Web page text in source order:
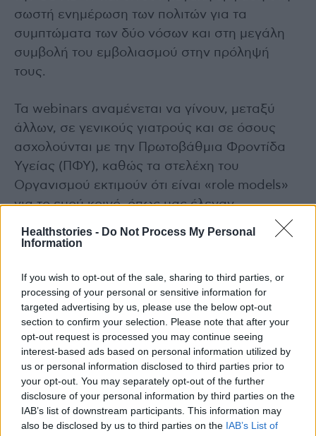
Healthstories - Do Not Process My Personal
Information
If you wish to opt-out of the sale, sharing to third parties, or
processing of your personal or sensitive information for
targeted advertising by us, please use the below opt-out
section to confirm your selection. Please note that after your
opt-out request is processed you may continue seeing
interest-based ads based on personal information utilized by
us or personal information disclosed to third parties prior to
your opt-out. You may separately opt-out of the further
disclosure of your personal information by third parties on the
IAB’s list of downstream participants. This information may
also be disclosed by us to third parties on the IAB’s List of
σωστή ενημέρωση των πολιτών για τα
συμπτώματα των δύο νόσων και στη μεγάλη
συμβολή του εμβολιασμού στην πρόληψή
τους.
Τα webinars αναμένεται να γίνουν, μεταξύ
άλλων, σε γενικούς γιατρούς και σε όσους
ασχολούνται με την Πρωτοβάθμια Φροντίδα
Υγείας (ΠΦΥ), καθώς τα στελέχη του
Οργανισμού εκτιμούν ότι είναι «role models»
για το ευρύ κοινό, όπως μας έλεγαν
χαρακτηριστικά, δεδομένου ότι οι πολίτες τους
εμπιστεύονται.
Η ενημέρωση θα γίνει διαδικτυακά και θα
αφορά στον εμβολιασμό για την COVID-19 για
τους ενήλικες και σε όλα ανεξαιρέτως τα
εμβόλια για τα παιδιά.
Η καινοτομία έγκειται στο ότι η εκπαίδευση θα
γίνει με βάση συγκεκριμένα case studies. Για
παράδειγμα, πώς πρέπει ο γιατρός να
αντιμετωπίσει έναν γονέα, που διστάζει ή